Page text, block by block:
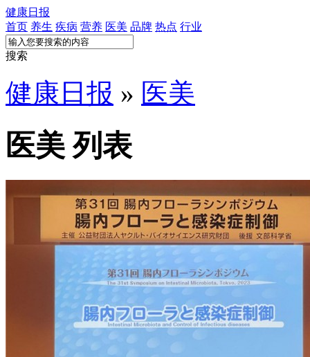
健康日报
首页 养生 疾病 营养 医美 品牌 热点 行业
搜索
健康日报 » 医美
医美 列表